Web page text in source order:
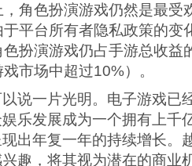
角色扮演游戏仍然是最受
平台所有者隐私政策的变
扮演游戏仍占手游总收益
戏市场中超过10%）。
说一片光明。电子游戏已
乐发展成为一个拥有上千
出年复一年的持续增长。
趣，将其视为潜在的商业